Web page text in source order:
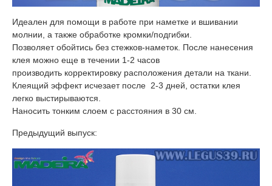
​Идеален для помощи в работе при наметке и вшивании
молнии, а также обработке кромки/подгибки.
Позволяет обойтись без стежков-наметок. После нанесения
клея можно еще в течении 1-2 часов
производить корректировку расположения детали на ткани.
Клеящий эффект исчезает после 2-3 дней, остатки клея
легко выстирываются.
Наносить тонким слоем с расстояния в 30 см.
Предыдущий выпуск: